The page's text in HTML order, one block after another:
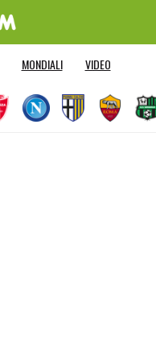
MONDIALI VIDEO